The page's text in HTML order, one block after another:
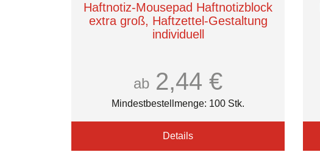
Haftnotiz-Mousepad Haftnotizblock
extra groß, Haftzettel-Gestaltung
individuell
ab 2,44 €
Mindestbestellmenge: 100 Stk.
Details